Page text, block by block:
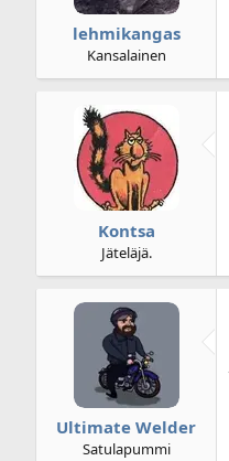
lehmikangas
Kansalainen
Kontsa
Jäteläjä.
Ultimate Welder
Satulapummi